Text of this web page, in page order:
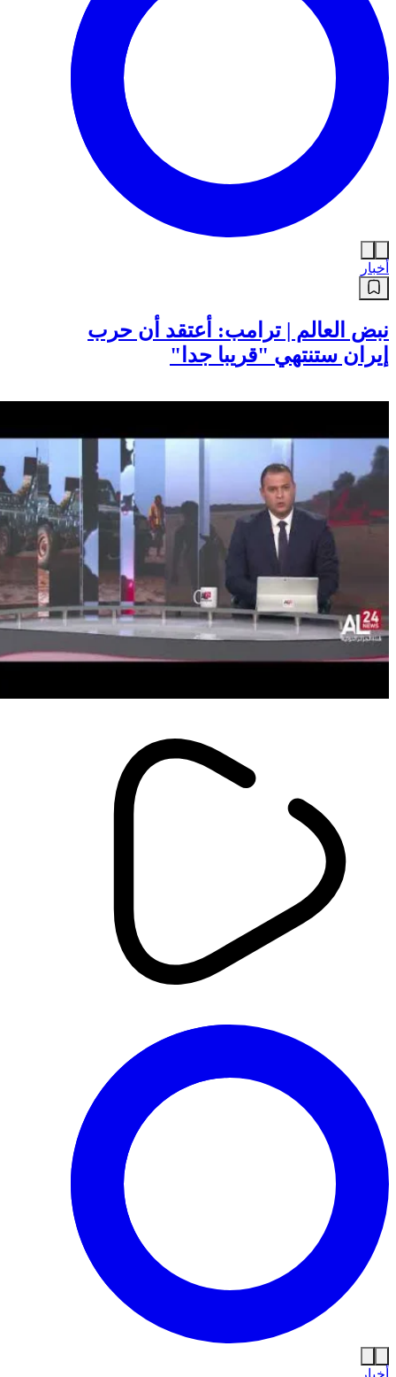
أخبار
نبض العالم | ترامب: أعتقد أن حرب
إيران ستنتهي "قريبا جدا"